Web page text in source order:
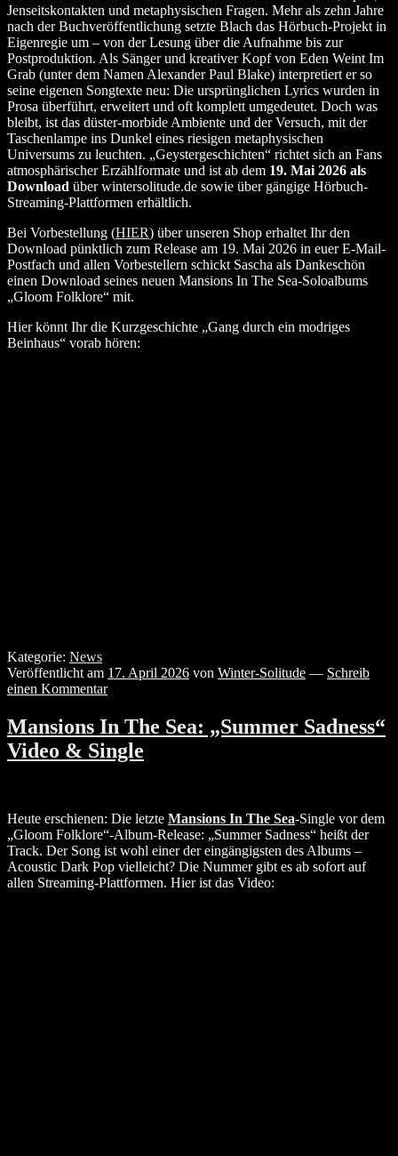
Jenseitskontakten und metaphysischen Fragen. Mehr als zehn Jahre
nach der Buchveröffentlichung setzte Blach das Hörbuch-Projekt in
Eigenregie um – von der Lesung über die Aufnahme bis zur
Postproduktion. Als Sänger und kreativer Kopf von Eden Weint Im
Grab (unter dem Namen Alexander Paul Blake) interpretiert er so
seine eigenen Songtexte neu: Die ursprünglichen Lyrics wurden in
Prosa überführt, erweitert und oft komplett umgedeutet. Doch was
bleibt, ist das düster-morbide Ambiente und der Versuch, mit der
Taschenlampe ins Dunkel eines riesigen metaphysischen
Universums zu leuchten. „Geystergeschichten“ richtet sich an Fans
atmosphärischer Erzählformate und ist ab dem 19. Mai 2026 als
Download über wintersolitude.de sowie über gängige Hörbuch-
Streaming-Plattformen erhältlich.
Bei Vorbestellung (HIER) über unseren Shop erhaltet Ihr den
Download pünktlich zum Release am 19. Mai 2026 in euer E-Mail-
Postfach und allen Vorbestellern schickt Sascha als Dankeschön
einen Download seines neuen Mansions In The Sea-Soloalbums
„Gloom Folklore“ mit.
Hier könnt Ihr die Kurzgeschichte „Gang durch ein modriges
Beinhaus“ vorab hören:
Kategorie: News
Veröffentlicht am 17. April 2026 von Winter-Solitude — Schreib
einen Kommentar
Mansions In The Sea: „Summer Sadness“
Video & Single
Heute erschienen: Die letzte Mansions In The Sea-Single vor dem
„Gloom Folklore“-Album-Release: „Summer Sadness“ heißt der
Track. Der Song ist wohl einer der eingängigsten des Albums –
Acoustic Dark Pop vielleicht? Die Nummer gibt es ab sofort auf
allen Streaming-Plattformen. Hier ist das Video: